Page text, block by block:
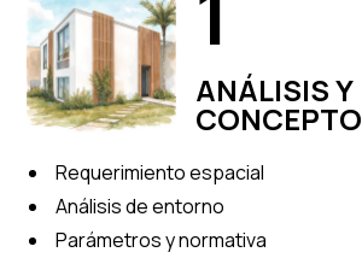
ANÁLISIS Y
CONCEPTO
Requerimiento espacial
Análisis de entorno
Parámetros y normativa